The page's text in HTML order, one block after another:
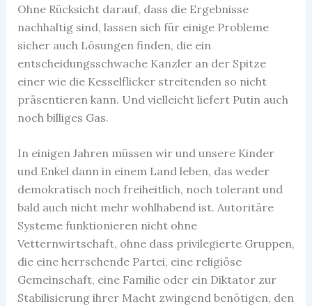
Ohne Rücksicht darauf, dass die Ergebnisse
nachhaltig sind, lassen sich für einige Probleme
sicher auch Lösungen finden, die ein
entscheidungsschwache Kanzler an der Spitze
einer wie die Kesselflicker streitenden so nicht
präsentieren kann. Und vielleicht liefert Putin auch
noch billiges Gas.
In einigen Jahren müssen wir und unsere Kinder
und Enkel dann in einem Land leben, das weder
demokratisch noch freiheitlich, noch tolerant und
bald auch nicht mehr wohlhabend ist. Autoritäre
Systeme funktionieren nicht ohne
Vetternwirtschaft, ohne dass privilegierte Gruppen,
die eine herrschende Partei, eine religiöse
Gemeinschaft, eine Familie oder ein Diktator zur
Stabilisierung ihrer Macht zwingend benötigen, den